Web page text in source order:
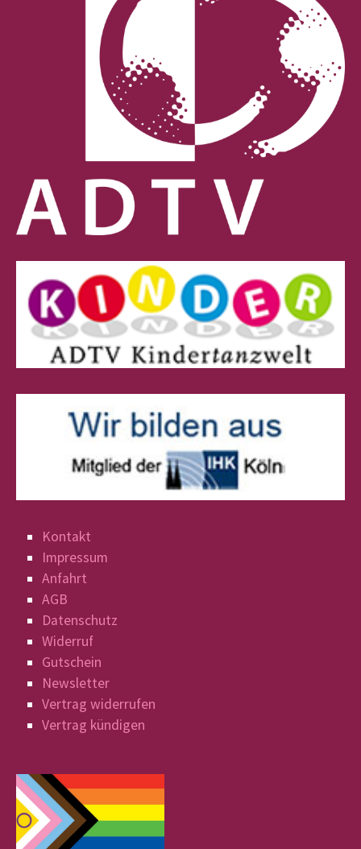
Kontakt
Impressum
Anfahrt
AGB
Datenschutz
Widerruf
Gutschein
Newsletter
Vertrag widerrufen
Vertrag kündigen